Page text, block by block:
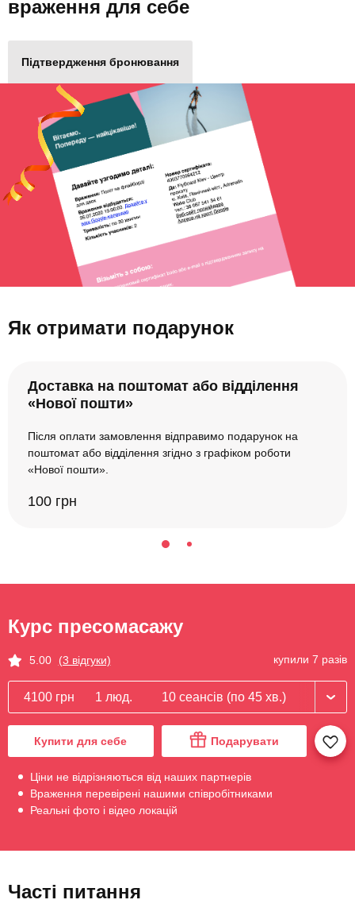
враження для себе
Підтвердження бронювання
Як отримати подарунок
Доставка на поштомат або відділення
«Нової пошти»
Після оплати замовлення відправимо подарунок на
поштомат або відділення згідно з графіком роботи
«Нової пошти».
100 грн
Курс пресомасажу
5.00 (3 відгуки) купили 7 разів
4100 грн 1 люд. 10 сеансів (по 45 хв.)
Купити для себе Подарувати
Ціни не відрізняються від наших партнерів
Враження перевірені нашими співробітниками
Реальні фото і відео локацій
Часті питання